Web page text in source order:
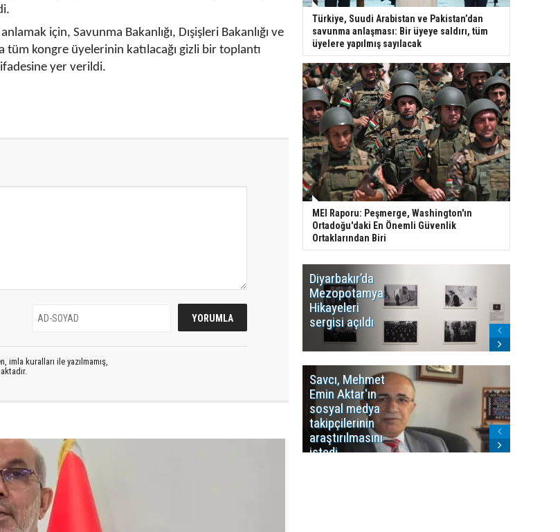
için, Savunma Bakanlığı, Dışişleri Bakanlığı ve
tüm kongre üyelerinin katılacağı gizli bir toplantı
yer verildi.
imla kuralları ile yazılmamış,
Türkiye, Suudi Arabistan ve Pakistan’dan
savunma anlaşması: Bir üyeye saldırı, tüm
üyelere yapılmış sayılacak
MEI Raporu: Peşmerge, Washington'ın
Ortadoğu'daki En Önemli Güvenlik
Ortaklarından Biri
Diyarbakır’da
Mezopotamya
Hikayeleri
sergisi açıldı
Savcı, Mehmet
Emin Aktar'ın
sosyal medya
takipçilerinin
araştırılmasını
istedi